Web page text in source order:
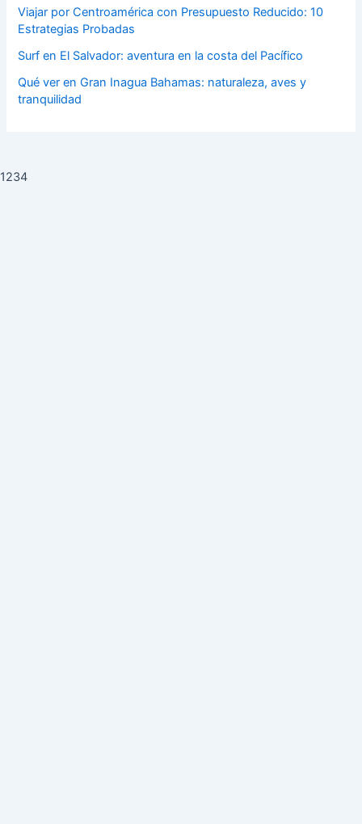
Viajar por Centroamérica con Presupuesto Reducido: 10
Estrategias Probadas
Surf en El Salvador: aventura en la costa del Pacífico
Qué ver en Gran Inagua Bahamas: naturaleza, aves y
tranquilidad
1234